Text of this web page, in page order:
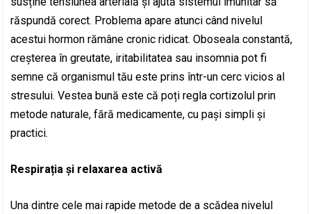
răspundă corect. Problema apare atunci când nivelul
acestui hormon rămâne cronic ridicat. Oboseala constantă,
creșterea în greutate, iritabilitatea sau insomnia pot fi
semne că organismul tău este prins într-un cerc vicios al
stresului. Vestea bună este că poți regla cortizolul prin
metode naturale, fără medicamente, cu pași simpli și
practici.
Respirația și relaxarea activă
Una dintre cele mai rapide metode de a scădea nivelul